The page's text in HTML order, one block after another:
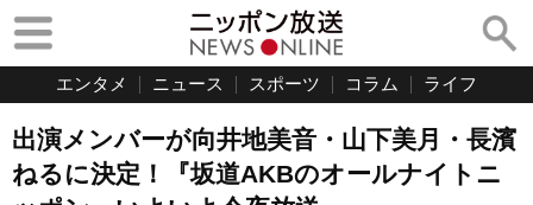
エンタメ ニュース スポーツ コラム ライフ
出演メンバーが向井地美音・山下美月・長濱
ねるに決定！『坂道AKBのオールナイトニ